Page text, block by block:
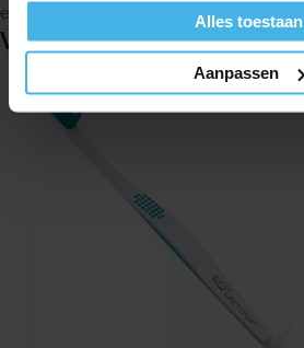
Alles toestaan
Aanpassen
eenvoudiger
Vergelijkbare producten